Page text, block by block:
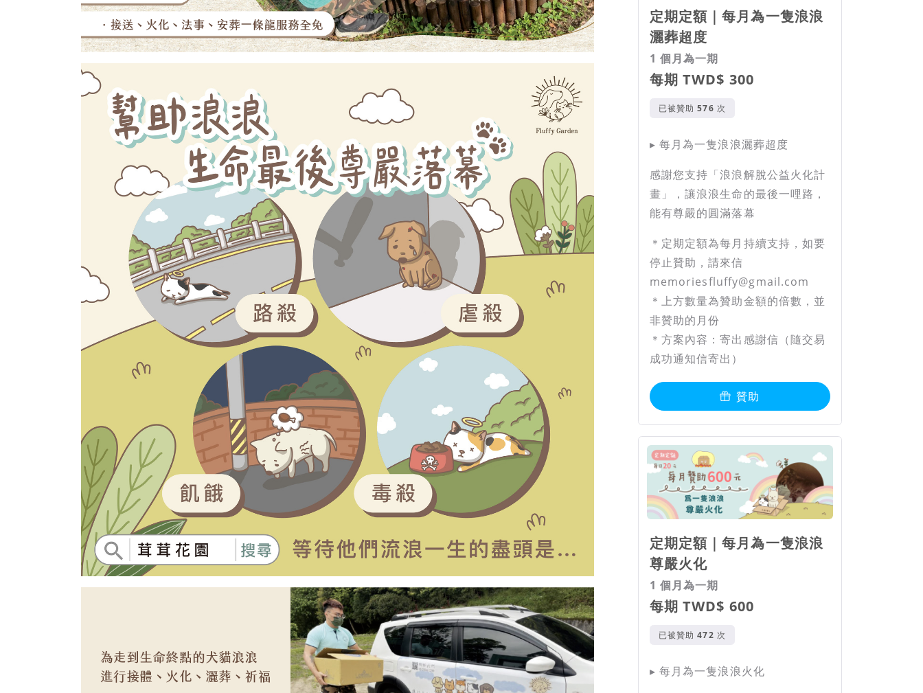
定期定額｜每月為一隻浪浪
灑葬超度
1 個月為一期
每期 TWD$ 300
已被贊助 次
▸ 每月為一隻浪浪灑葬超度
感謝您支持「浪浪解脫公益火化計
畫」，讓浪浪生命的最後一哩路，
能有尊嚴的圓滿落幕
＊定期定額為每月持續支持，如要
停止贊助，請來信
memoriesfluffy@gmail.com
＊上方數量為贊助金額的倍數，並
非贊助的月份
＊方案內容：寄出感謝信（隨交易
成功通知信寄出）
贊助
定期定額｜每月為一隻浪浪
尊嚴火化
1 個月為一期
每期 TWD$ 600
已被贊助 次
▸ 每月為一隻浪浪火化